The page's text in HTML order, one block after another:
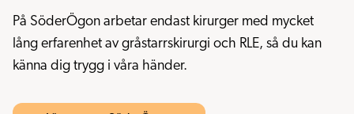
På SöderÖgon arbetar endast kirurger med mycket
lång erfarenhet av gråstarrskirurgi och RLE, så du kan
känna dig trygg i våra händer.